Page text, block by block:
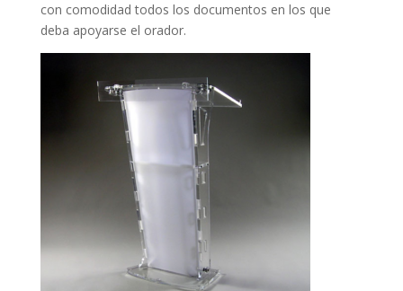
con comodidad todos los documentos en los que
deba apoyarse el orador.